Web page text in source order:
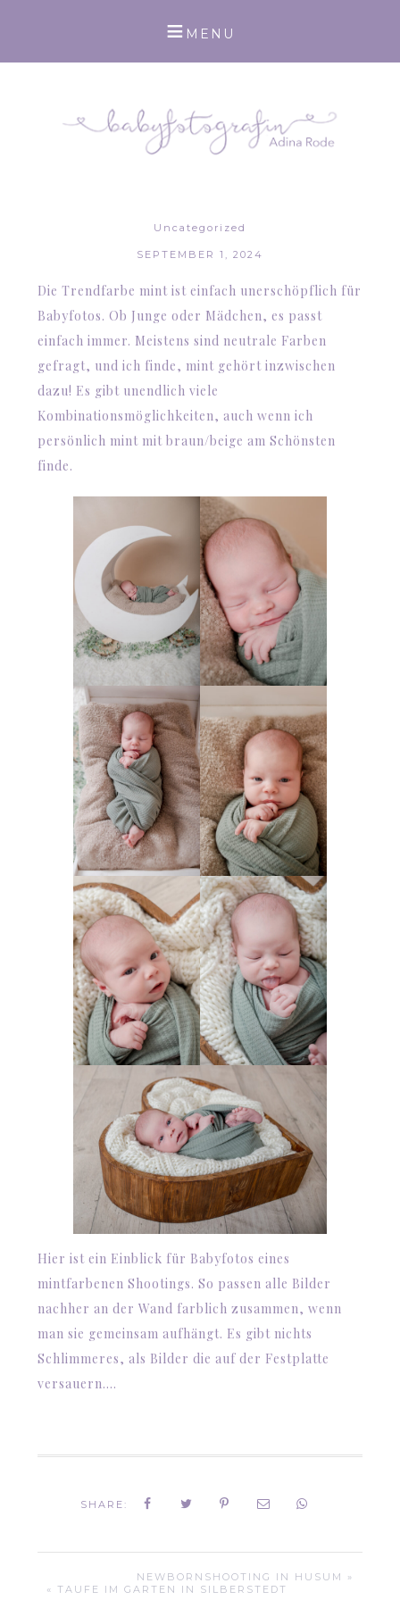
Uncategorized
SEPTEMBER 1, 2024
Die Trendfarbe mint ist einfach unerschöpflich für
Babyfotos. Ob Junge oder Mädchen, es passt
einfach immer. Meistens sind neutrale Farben
gefragt, und ich finde, mint gehört inzwischen
dazu! Es gibt unendlich viele
Kombinationsmöglichkeiten, auch wenn ich
persönlich mint mit braun/beige am Schönsten
finde.
Hier ist ein Einblick für Babyfotos eines
mintfarbenen Shootings. So passen alle Bilder
nachher an der Wand farblich zusammen, wenn
man sie gemeinsam aufhängt. Es gibt nichts
Schlimmeres, als Bilder die auf der Festplatte
versauern….
SHARE:
NEWBORNSHOOTING IN HUSUM »
« TAUFE IM GARTEN IN SILBERSTEDT